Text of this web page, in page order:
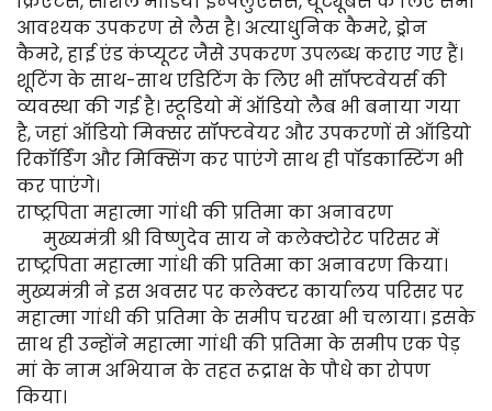
आवश्यक उपकरण से लैस है। अत्याधुनिक कैमरे, ड्रोन
कैमरे, हाई एंड कंप्यूटर जैसे उपकरण उपलब्ध कराए गए हैं।
शूटिंग के साथ-साथ एडिटिंग के लिए भी सॉफ्टवेयर्स की
व्यवस्था की गई है। स्टूडियो में ऑडियो लैब भी बनाया गया
है, जहां ऑडियो मिक्सर सॉफ्टवेयर और उपकरणों से ऑडियो
रिकॉर्डिंग और मिक्सिंग कर पाएंगे साथ ही पॉडकास्टिंग भी
कर पाएंगे।
राष्ट्रपिता महात्मा गांधी की प्रतिमा का अनावरण
मुख्यमंत्री श्री विष्णुदेव साय ने कलेक्टोरेट परिसर में
राष्ट्रपिता महात्मा गांधी की प्रतिमा का अनावरण किया।
मुख्यमंत्री ने इस अवसर पर कलेक्टर कार्यालय परिसर पर
महात्मा गांधी की प्रतिमा के समीप चरखा भी चलाया। इसके
साथ ही उन्होंने महात्मा गांधी की प्रतिमा के समीप एक पेड़
मां के नाम अभियान के तहत रूद्राक्ष के पौधे का रोपण
किया।